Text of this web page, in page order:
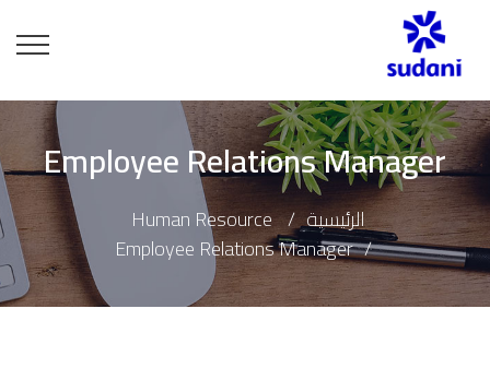
Employee Relations Manager
الرئيسية
Human Resource
Employee Relations Manager